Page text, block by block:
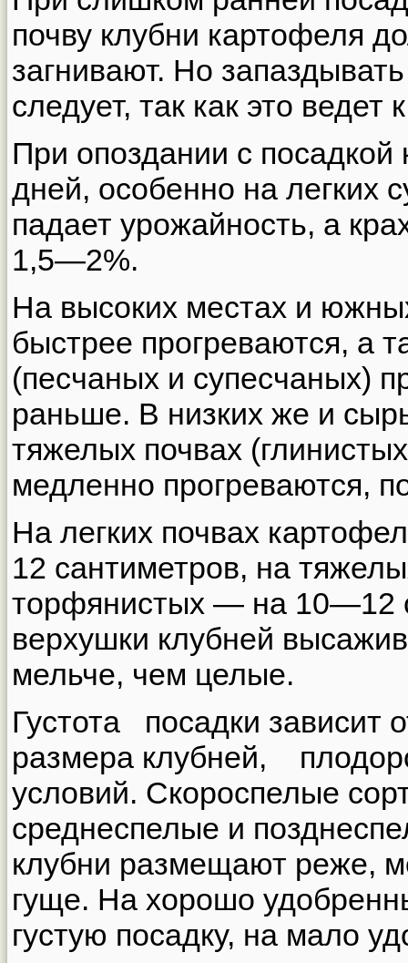
почву клубни картофеля
загнивают. Но
следует, так как это
При опоздании с
дней, особенно на легких
падает урожайность, а
1,5—2%.
На высоких местах и
быстрее прогреваются, а
(песчаных и супесчаных)
раньше. В низких же и
тяжелых почвах
медленно прогреваются,
На легких почвах
12 сантиметров, на
торфянистых — на 10—12
верхушки клубней
мельче, чем целые.
Густота посадки зависит
размера клубней,
условий. Скороспелые
среднеспелые и
клубни размещают реже,
гуще. На хорошо
густую посадку, на мало